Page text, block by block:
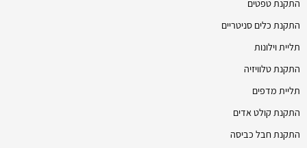
התקנת טפטים
התקנת כלים סניטריים
תליית וילונות
התקנת טלוויזיה
תליית מדפים
התקנת קולט אדים
התקנת חבל כביסה